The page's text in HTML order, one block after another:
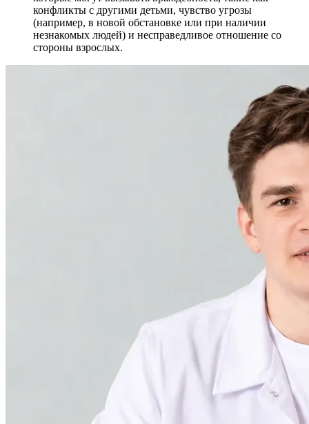
конфликты с другими детьми, чувство угрозы
(например, в новой обстановке или при наличии
незнакомых людей) и несправедливое отношение со
стороны взрослых.